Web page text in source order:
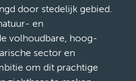
door stedelijk gebied.
en
volhoudbare, hoog-
sector en
om dit prachtige